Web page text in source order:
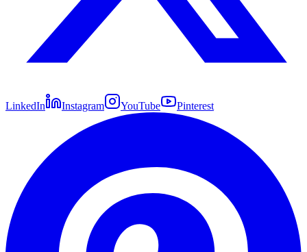
LinkedIn Instagram YouTube Pinterest